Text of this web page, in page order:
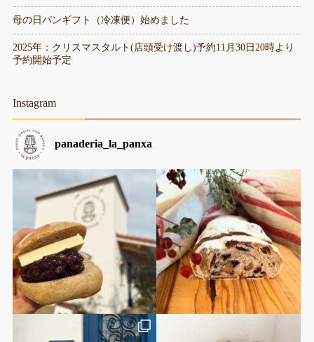
母の日パンギフト（冷凍便）始めました
2025年：クリスマスタルト(店頭受け渡し)予約11月30日20時より
予約開始予定
Instagram
panaderia_la_panxa